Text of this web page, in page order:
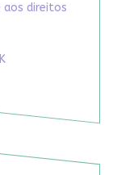
aos direitos